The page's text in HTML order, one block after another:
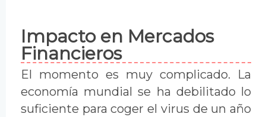
Impacto en Mercados
Financieros
El momento es muy complicado. La
economía mundial se ha debilitado lo
suficiente para coger el virus de un año